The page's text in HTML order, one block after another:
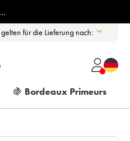
gelten für die Lieferung nach:
🍇 Bordeaux Primeurs